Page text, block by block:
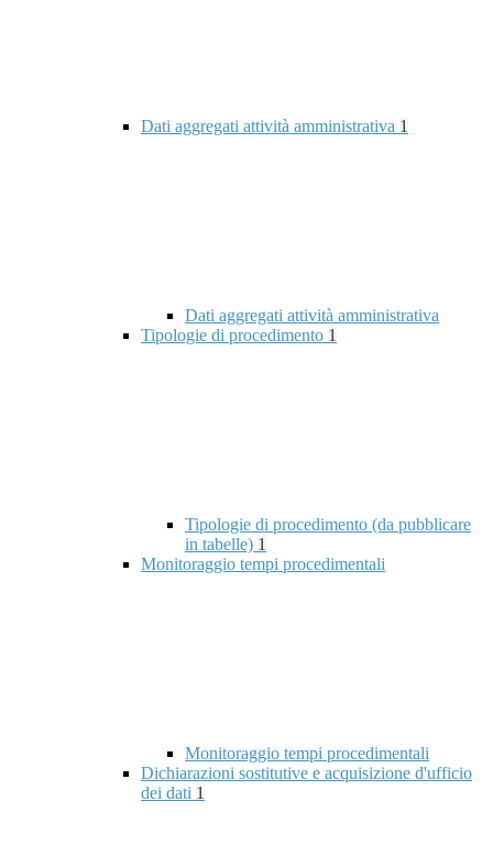
Dati aggregati attività amministrativa 1
Dati aggregati attività amministrativa
Tipologie di procedimento 1
Tipologie di procedimento (da pubblicare
in tabelle) 1
Monitoraggio tempi procedimentali
Monitoraggio tempi procedimentali
Dichiarazioni sostitutive e acquisizione d'ufficio
dei dati 1